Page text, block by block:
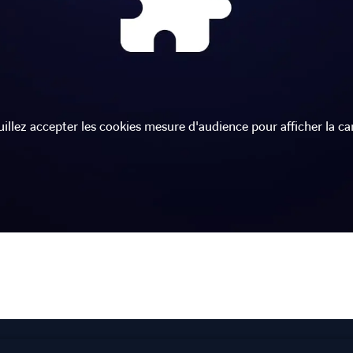
accepter les cookies mesure d'audience pour afficher la